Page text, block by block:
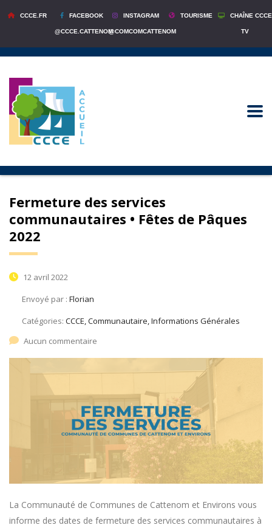
CCCE.FR FACEBOOK
@CCCE.CATTENOM
INSTAGRAM
@COMCOMCATTENOM
TOURISME CHAÎNE CCCE
TV
Fermeture des services
communautaires • Fêtes de Pâques
2022
12 avril 2022
Envoyé par : Florian
Catégories: CCCE, Communautaire, Informations Générales
Aucun commentaire
La Communauté de Communes de Cattenom et Environs vous
informe des dates de fermeture des services communautaires à